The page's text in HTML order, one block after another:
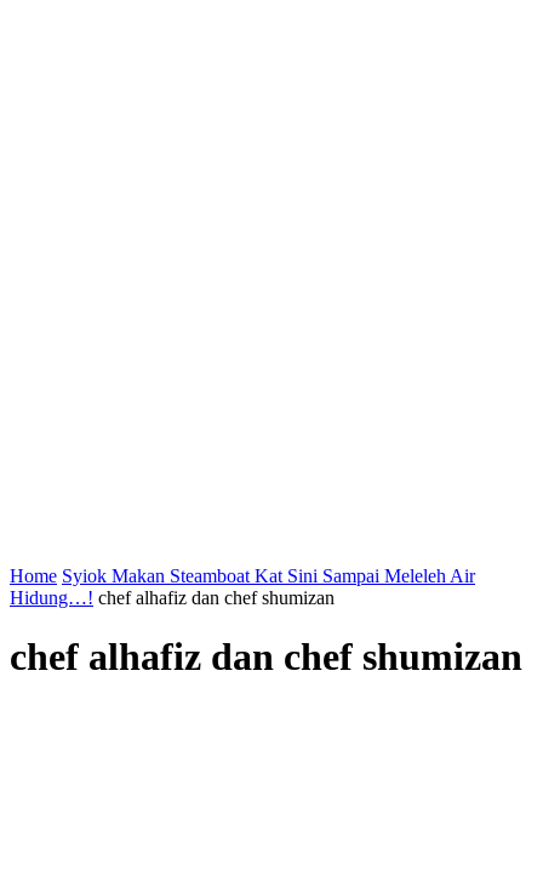
Home Syiok Makan Steamboat Kat Sini Sampai Meleleh Air
Hidung…! chef alhafiz dan chef shumizan
chef alhafiz dan chef shumizan